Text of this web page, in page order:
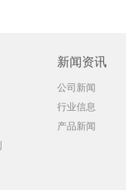
新闻资讯
公司新闻
行业信息
产品新闻